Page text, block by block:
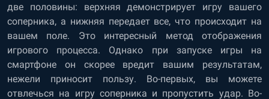
две половины: верхняя демонстрирует игру вашего
соперника, а нижняя передает все, что происходит на
вашем поле. Это интересный метод отображения
игрового процесса. Однако при запуске игры на
смартфоне он скорее вредит вашим результатам,
нежели приносит пользу. Во-первых, вы можете
отвлечься на игру соперника и пропустить удар. Во-